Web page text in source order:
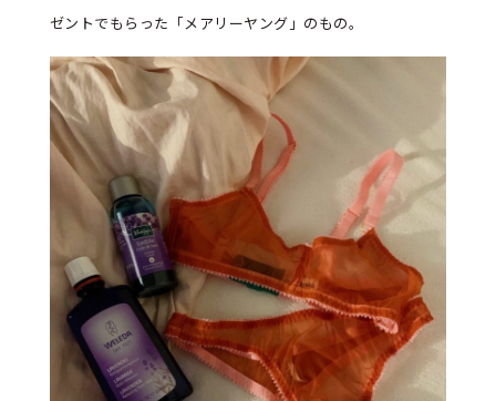
ゼントでもらった「メアリーヤング」のもの。